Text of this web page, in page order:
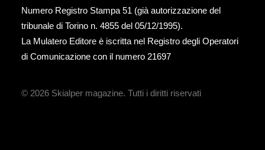
Numero Registro Stampa 51 (già autorizzazione del
tribunale di Torino n. 4855 del 05/12/1995).
La Mulatero Editore è iscritta nel Registro degli Operatori
di Comunicazione con il numero 21697
© 2026 Skialper magazine. Tutti i diritti riservati